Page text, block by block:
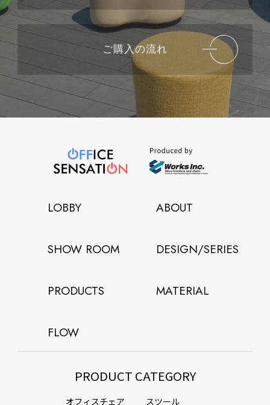
ご購入の流れ
LOBBY ABOUT
SHOW ROOM DESIGN/SERIES
PRODUCTS MATERIAL
FLOW
PRODUCT CATEGORY
オフィスチェア スツール